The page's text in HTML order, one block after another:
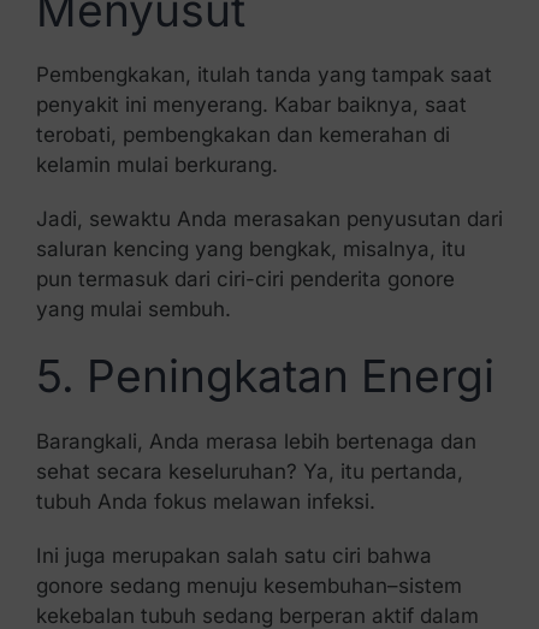
Pembengkakan, itulah tanda yang tampak saat
penyakit ini menyerang. Kabar baiknya, saat
terobati, pembengkakan dan kemerahan di
kelamin mulai berkurang.
Jadi, sewaktu Anda merasakan penyusutan dari
saluran kencing yang bengkak, misalnya, itu
pun termasuk dari ciri-ciri penderita gonore
yang mulai sembuh.
5. Peningkatan Energi
Barangkali, Anda merasa lebih bertenaga dan
sehat secara keseluruhan? Ya, itu pertanda,
tubuh Anda fokus melawan infeksi.
Ini juga merupakan salah satu ciri bahwa
gonore sedang menuju kesembuhan–sistem
kekebalan tubuh sedang berperan aktif dalam